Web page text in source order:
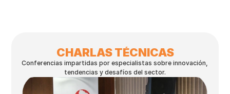
CHARLAS TÉCNICAS
Conferencias impartidas por especialistas sobre innovación,
tendencias y desafíos del sector.